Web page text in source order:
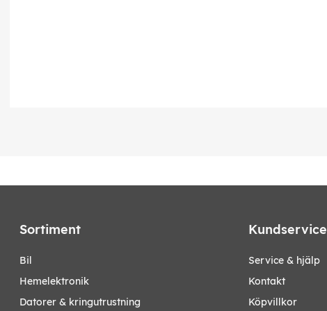
Sortiment
bil
hemelektronik
datorer & kringutrustning
Kundservice
Service & hjälp
Kontakt
Köpvillkor